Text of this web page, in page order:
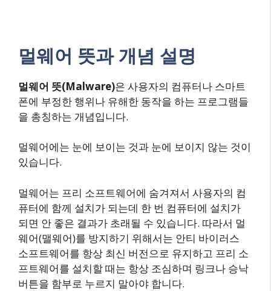
멀웨어 뜻과 개념 설명
멀웨어 뜻(Malware)은 사용자의 컴퓨터나 스마트
폰에 부정한 행위나 유해한 동작을 하는 프로그램들
을 총칭하는 개념입니다.
멀웨어에는 눈에 보이는 것과 눈에 보이지 않는 것이
있습니다.
멀웨어는 프리 소프트웨어에 숨겨져서 사용자의 컴
퓨터에 함께 설치가 되는데 한 번 컴퓨터에 설치가
되면 안 좋은 결과가 초래될 수 있습니다. 따라서 멀
웨어(맬웨어)를 방지하기 위해서는 안티 바이러스
소프트웨어를 항상 최신 버전으로 유지하고 프리 소
프트웨어를 설치할 때는 항상 조심하며 링크나 승낙
버튼을 함부로 누르지 말아야 합니다.